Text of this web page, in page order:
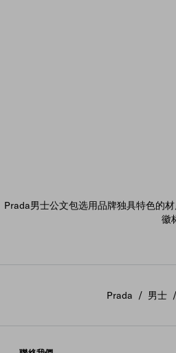
Prada男士公文包选用品牌独具特色的
徽
Prada / 男士 /